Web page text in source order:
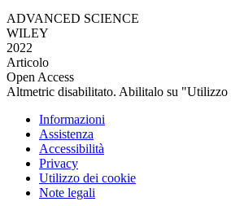
ADVANCED SCIENCE
WILEY
2022
Articolo
Open Access
Altmetric disabilitato. Abilitalo su "Utilizzo
Informazioni
Assistenza
Accessibilità
Privacy
Utilizzo dei cookie
Note legali